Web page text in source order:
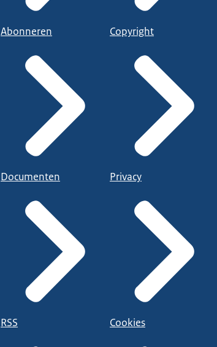
Abonneren
Documenten
RSS
Copyright
Privacy
Cookies